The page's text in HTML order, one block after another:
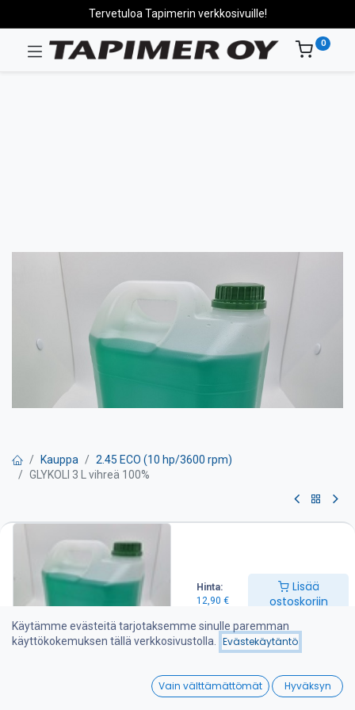
Hinta:
12,90 €
Lisää
ostoskoriin
Wishlist
Tervetuloa Tapimerin verkkosivuille!
0
Kauppa
2.45 ECO (10 hp/3600 rpm)
GLYKOLI 3 L vihreä 100%
GLYKOLI 3 L vihreä 100%
3 L laimentamaton jäähdytinneste erityisesti vanhempiin bensiini
ja diesel moottoreiden jäähdytyjärjestelmiin.
Täyttää BS6580:1992- standardin vaatimukset. Sisältää
inhibiittejä ruostumista ja vaahtoamista vastaan.
Sekoitetaan suhteessa 1:1 jolloin pakkasenkestävyys on -36°C.
Käytämme evästeitä tarjotaksemme sinulle paremman
käyttökokemuksen tällä verkkosivustolla.
Evästekäytäntö
Vain välttämättömät Hyväksyn